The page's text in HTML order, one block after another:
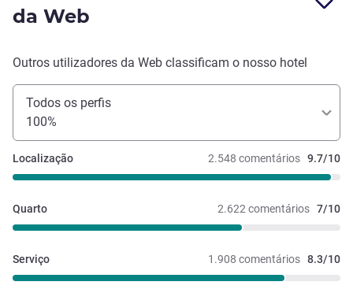
da Web
Outros utilizadores da Web classificam o nosso hotel
Todos os perfis
100%
2.548 comentários 9.7/10
Localização
2.622 comentários 7/10
Quarto
1.908 comentários 8.3/10
Serviço